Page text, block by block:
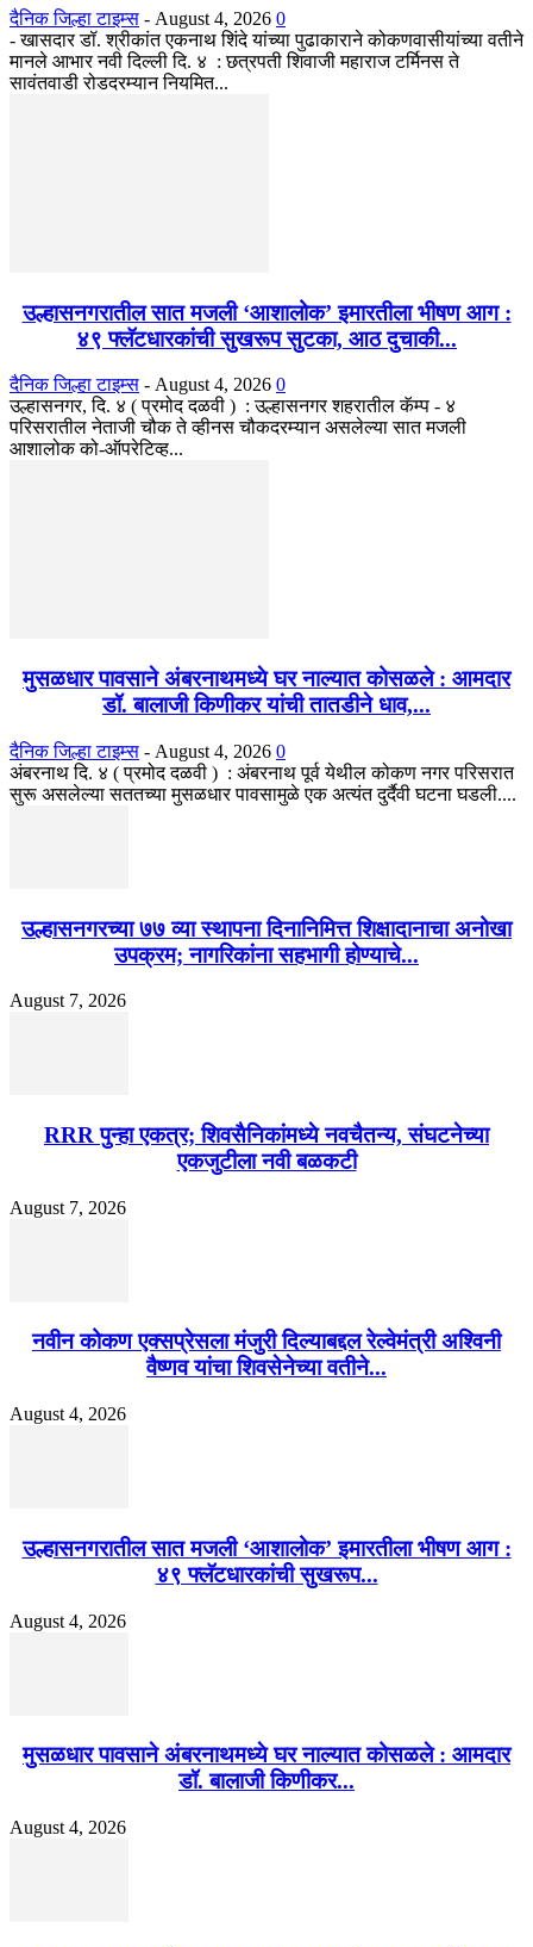
दैनिक जिल्हा टाइम्स - August 4, 2026 0
- खासदार डॉ. श्रीकांत एकनाथ शिंदे यांच्या पुढाकाराने कोकणवासीयांच्या वतीने
मानले आभार नवी दिल्ली दि. ४ : छत्रपती शिवाजी महाराज टर्मिनस ते
सावंतवाडी रोडदरम्यान नियमित...
उल्हासनगरातील सात मजली ‘आशालोक’ इमारतीला भीषण आग :
४९ फ्लॅटधारकांची सुखरूप सुटका, आठ दुचाकी...
दैनिक जिल्हा टाइम्स - August 4, 2026 0
उल्हासनगर, दि. ४ ( प्रमोद दळवी ) : उल्हासनगर शहरातील कॅम्प - ४
परिसरातील नेताजी चौक ते व्हीनस चौकदरम्यान असलेल्या सात मजली
आशालोक को-ऑपरेटिव्ह...
मुसळधार पावसाने अंबरनाथमध्ये घर नाल्यात कोसळले : आमदार
डॉ. बालाजी किणीकर यांची तातडीने धाव,...
दैनिक जिल्हा टाइम्स - August 4, 2026 0
अंबरनाथ दि. ४ ( प्रमोद दळवी ) : अंबरनाथ पूर्व येथील कोकण नगर परिसरात
सुरू असलेल्या सततच्या मुसळधार पावसामुळे एक अत्यंत दुर्दैवी घटना घडली....
उल्हासनगरच्या ७७ व्या स्थापना दिनानिमित्त शिक्षादानाचा अनोखा
उपक्रम; नागरिकांना सहभागी होण्याचे...
August 7, 2026
RRR पुन्हा एकत्र; शिवसैनिकांमध्ये नवचैतन्य, संघटनेच्या
एकजुटीला नवी बळकटी
August 7, 2026
नवीन कोकण एक्सप्रेसला मंजुरी दिल्याबद्दल रेल्वेमंत्री अश्विनी
वैष्णव यांचा शिवसेनेच्या वतीने...
August 4, 2026
उल्हासनगरातील सात मजली ‘आशालोक’ इमारतीला भीषण आग :
४९ फ्लॅटधारकांची सुखरूप...
August 4, 2026
मुसळधार पावसाने अंबरनाथमध्ये घर नाल्यात कोसळले : आमदार
डॉ. बालाजी किणीकर...
August 4, 2026